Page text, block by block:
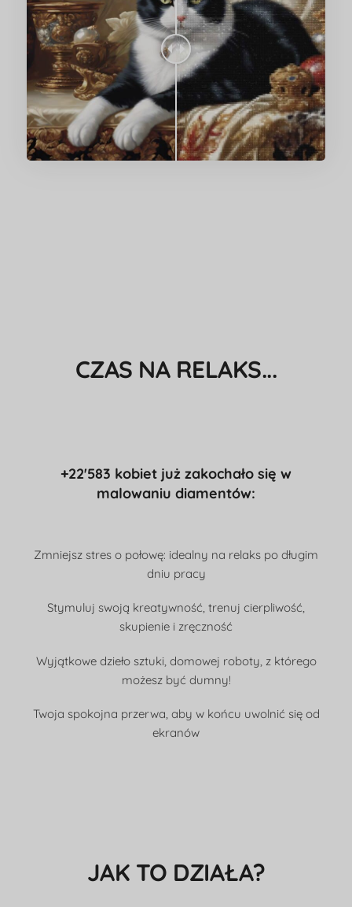
CZAS NA RELAKS...
+22'583 kobiet już zakochało się w
malowaniu diamentów:
Zmniejsz stres o połowę: idealny na relaks po długim
dniu pracy
Stymuluj swoją kreatywność, trenuj cierpliwość,
skupienie i zręczność
Wyjątkowe dzieło sztuki, domowej roboty, z którego
możesz być dumny!
Twoja spokojna przerwa, aby w końcu uwolnić się od
ekranów
JAK TO DZIAŁA?